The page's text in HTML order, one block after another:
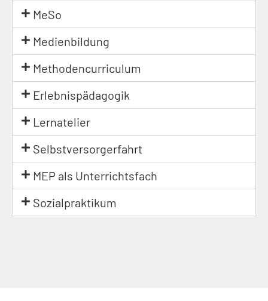
MeSo
Medienbildung
Methodencurriculum
Erlebnispädagogik
Lernatelier
Selbstversorgerfahrt
MEP als Unterrichtsfach
Sozialpraktikum